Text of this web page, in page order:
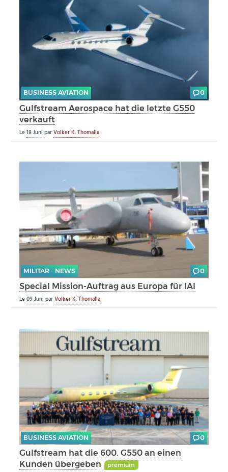
BUSINESS AVIATION 0
Gulfstream Aerospace hat die letzte G550
verkauft
Le18 JuniparVolker K. Thomalla
MILITÄR - NEWS 0
Special Mission-Auftrag aus Europa für IAI
Le09 JuniparVolker K. Thomalla
BUSINESS AVIATION 0
Gulfstream hat die 600. G550 an einen
Kunden übergeben
premium